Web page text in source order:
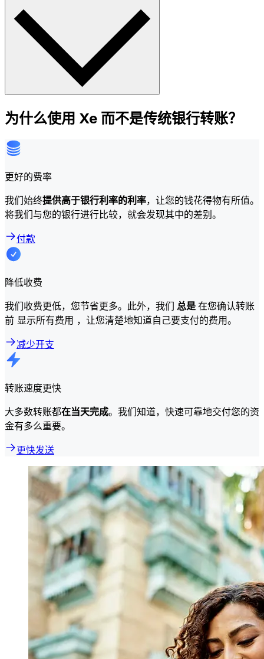
为什么使用 Xe 而不是传统银行转账？
更好的费率
我们始终提供高于银行利率的利率，让您的钱花得物有所值。
将我们与您的银行进行比较，就会发现其中的差别。
付款
降低收费
我们收费更低，您节省更多。此外，我们 总是在您确认转账
前 显示所有费用 ，让您清楚地知道自己要支付的费用。
减少开支
转账速度更快
大多数转账都在当天完成。我们知道，快速可靠地交付您的资
金有多么重要。
更快发送